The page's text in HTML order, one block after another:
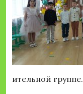
ительной группе.